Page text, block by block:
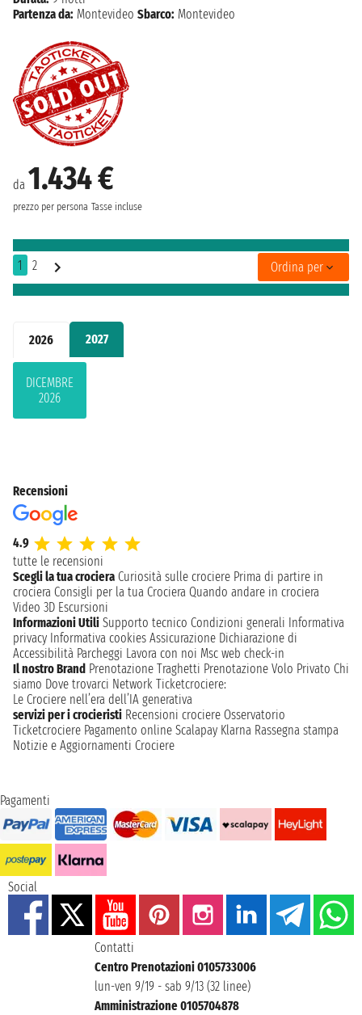
2026 2027
DICEMBRE
2026
da 1.434 €
prezzo per persona Tasse incluse
Partenza da: Montevideo Sbarco: Montevideo
1 2 Ordina per
Recensioni
4.9
tutte le recensioni
Scegli la tua crociera Curiosità sulle crociere Prima di partire in
crociera Consigli per la tua Crociera Quando andare in crociera
Video 3D Escursioni
Informazioni Utili Supporto tecnico Condizioni generali Informativa
privacy Informativa cookies Assicurazione Dichiarazione di
Accessibilità Parcheggi Lavora con noi Msc web check-in
Il nostro Brand Prenotazione Traghetti Prenotazione Volo Privato Chi
siamo Dove trovarci Network Ticketcrociere:
Le Crociere nell’era dell’IA generativa
servizi per i crocieristi Recensioni crociere Osservatorio
Ticketcrociere Pagamento online Scalapay Klarna Rassegna stampa
Notizie e Aggiornamenti Crociere
Pagamenti
Social
Contatti
Centro Prenotazioni 0105733006
lun-ven 9/19 - sab 9/13 (32 linee)
Amministrazione 0105704878